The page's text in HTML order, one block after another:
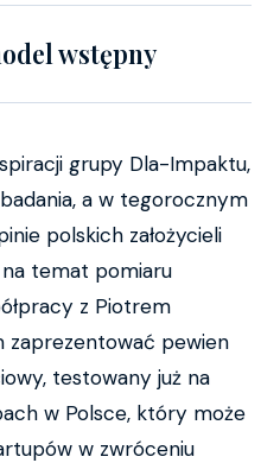
wstępny
grupy Dla-Impaktu,
a w tegorocznym
polskich założycieli
temat pomiaru
z Piotrem
zaprezentować pewien
testowany już na
w Polsce, który może
w zwróceniu